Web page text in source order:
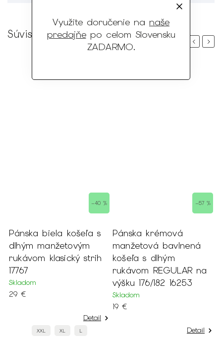
Využite doručenie na naše
predajňepo celom Slovensku
ZADARMO.
Súvisiaci tovar
Previous
–40 %
Pánska biela košeľa s
dlhým manžetovým
rukávom klasický strih
17767
Skladom
29 €
Detail
XXL XL L
–57 %
Pánska krémová
manžetová bavlnená
košeľa s dlhým
rukávom REGULAR na
výšku 176/182 16253
Skladom
19 €
Detail
Next